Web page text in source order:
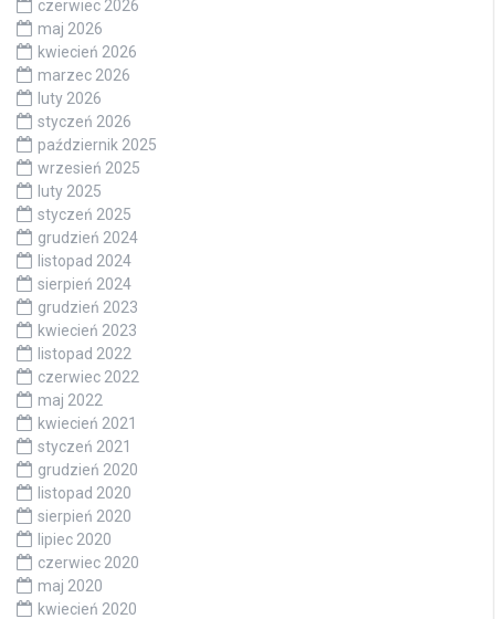
czerwiec 2026
maj 2026
kwiecień 2026
marzec 2026
luty 2026
styczeń 2026
październik 2025
wrzesień 2025
luty 2025
styczeń 2025
grudzień 2024
listopad 2024
sierpień 2024
grudzień 2023
kwiecień 2023
listopad 2022
czerwiec 2022
maj 2022
kwiecień 2021
styczeń 2021
grudzień 2020
listopad 2020
sierpień 2020
lipiec 2020
czerwiec 2020
maj 2020
kwiecień 2020